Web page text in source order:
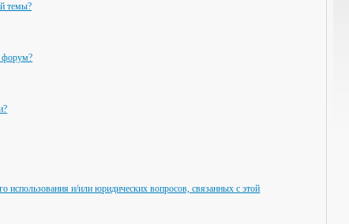
темы?
форум?
использования и/или юридических вопросов, связанных с этой